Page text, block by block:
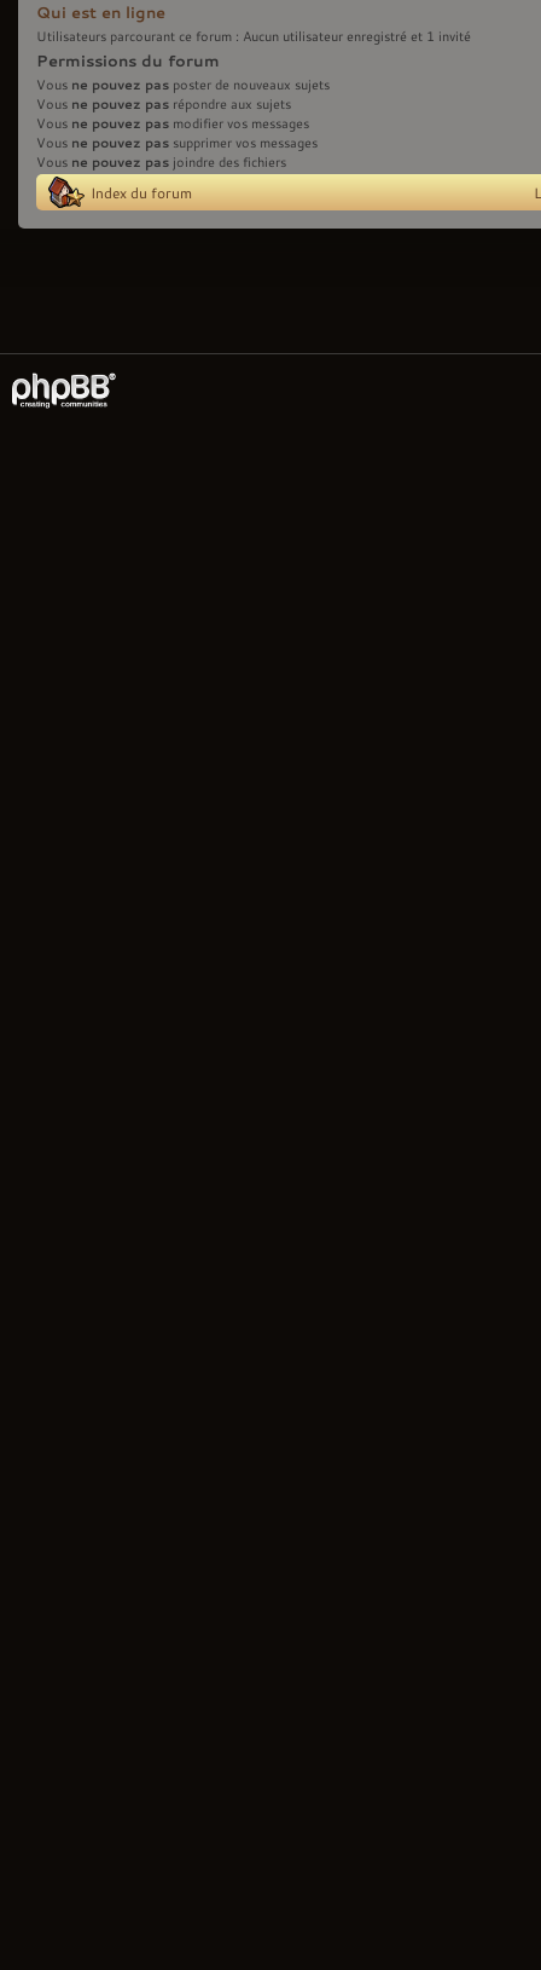
Qui est en ligne
Utilisateurs parcourant ce forum : Aucun utilisateur enregistré et 1 invité
Permissions du forum
Vous ne pouvez pas poster de nouveaux sujets
Vous ne pouvez pas répondre aux sujets
Vous ne pouvez pas modifier vos messages
Vous ne pouvez pas supprimer vos messages
Vous ne pouvez pas joindre des fichiers
Index du forum